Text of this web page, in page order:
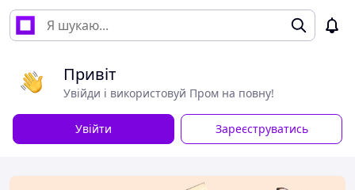
Привіт
Увійди і використовуй Пром на повну!
Увійти Зареєструватись